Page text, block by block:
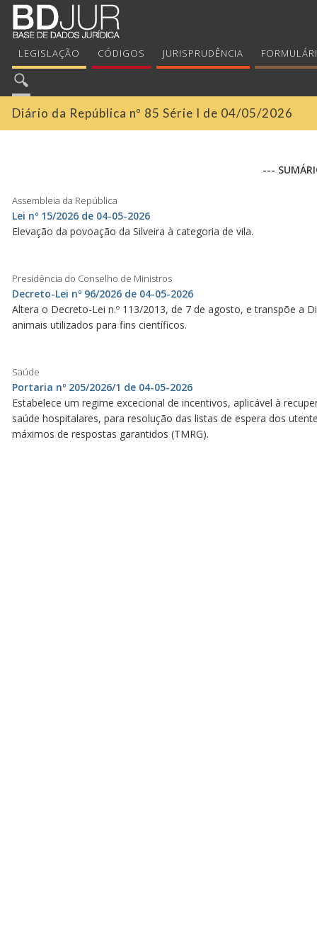
LEGISLAÇÃO CÓDIGOS JURISPRUDÊNCIA
Diário da República nº 85 Série I de 04/05/2026
---
Assembleia da República
Lei nº 15/2026 de 04-05-2026
Elevação da povoação da Silveira à categoria de vila.
Presidência do Conselho de Ministros
Decreto-Lei nº 96/2026 de 04-05-2026
Altera o Decreto-Lei n.º 113/2013, de 7 de agosto, e transpõe a
animais utilizados para fins científicos.
Saúde
Portaria nº 205/2026/1 de 04-05-2026
Estabelece um regime excecional de incentivos, aplicável à
saúde hospitalares, para resolução das listas de espera dos
máximos de respostas garantidos (TMRG).